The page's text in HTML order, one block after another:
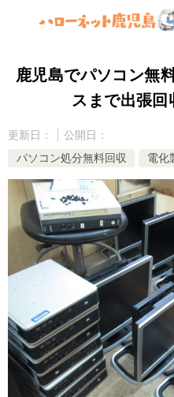
鹿児島でパソコン無
スまで出張回
更新日：
公開日：
パソコン処分無料回収
電化